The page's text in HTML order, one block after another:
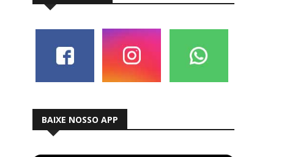
BAIXE NOSSO APP